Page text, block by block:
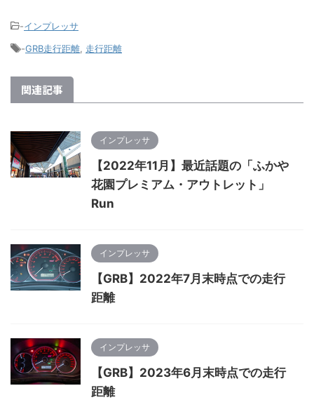
-インプレッサ
-GRB走行距離 走行距離
関連記事
インプレッサ
【2022年11月】最近話題の「ふかや
花園プレミアム・アウトレット」
Run
インプレッサ
【GRB】2022年7月末時点での走行
距離
インプレッサ
【GRB】2023年6月末時点での走行
距離